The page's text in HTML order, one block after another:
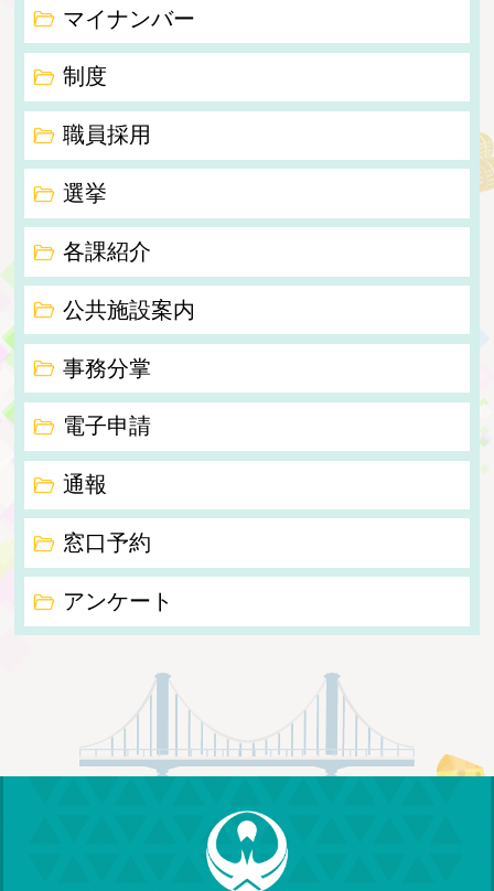
マイナンバー
制度
職員採用
選挙
各課紹介
公共施設案内
事務分掌
電子申請
通報
窓口予約
アンケート